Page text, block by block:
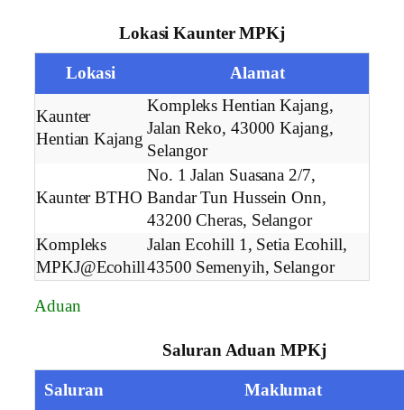
Lokasi Kaunter MPKj
Lokasi Alamat
Kaunter
Hentian Kajang
Kompleks Hentian Kajang,
Jalan Reko, 43000 Kajang,
Selangor
Kaunter BTHO
No. 1 Jalan Suasana 2/7,
Bandar Tun Hussein Onn,
43200 Cheras, Selangor
Kompleks
MPKJ@Ecohill
Jalan Ecohill 1, Setia Ecohill,
43500 Semenyih, Selangor
Aduan
Saluran Aduan MPKj
Saluran Maklumat